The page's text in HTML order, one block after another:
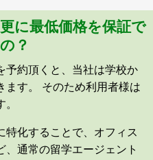
に最低価格を保証で
？
予約頂くと、当社は学校か
ます。 そのため利用者様は
特化することで、オフィス
通常の留学エージェント